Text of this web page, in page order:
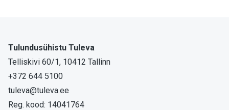
Tulundusühistu Tuleva
Telliskivi 60/1, 10412 Tallinn
+372 644 5100
tuleva@tuleva.ee
Reg. kood: 14041764